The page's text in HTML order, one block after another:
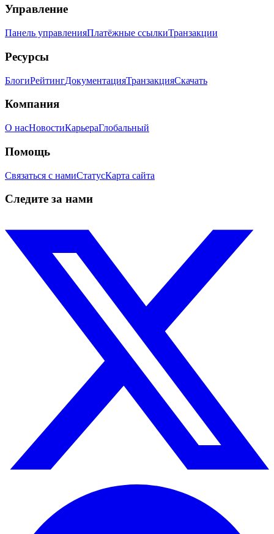
Управление
Панель управленияПлатёжные ссылкиТранзакции
Ресурсы
БлогиРейтингДокументацияТранзакцияСкачать
Компания
О насНовостиКарьераГлобальный
Помощь
Связаться с намиСтатусКарта сайта
Следите за нами